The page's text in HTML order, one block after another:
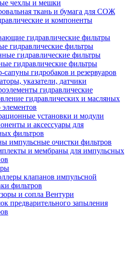
чехлы и мешки
ткань и бумага для СОЖ
и компоненты
гидравлические фильтры
гидравлические фильтры
гидравлические фильтры
гидравлические фильтры
сапуны гидробаков и резервуаров
указатели, датчики
гидравлические
гидравлических и масляных
элементов
установки и модули
и аксессуары для
фильтров
импульсные очистки фильтров
и мембраны для импульсных
клапанов импульсной
фильтров
и сопла Вентури
предварительного запыления